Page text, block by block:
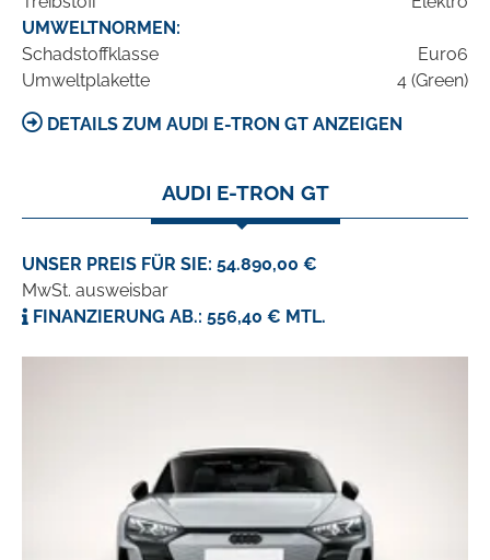
UMWELTNORMEN:
Schadstoffklasse
Euro6
Umweltplakette
4 (Green)
DETAILS ZUM AUDI E-TRON GT ANZEIGEN
AUDI E-TRON GT
UNSER PREIS FÜR SIE: 54.890,00 €
MwSt. ausweisbar
FINANZIERUNG AB.: 556,40 € MTL.